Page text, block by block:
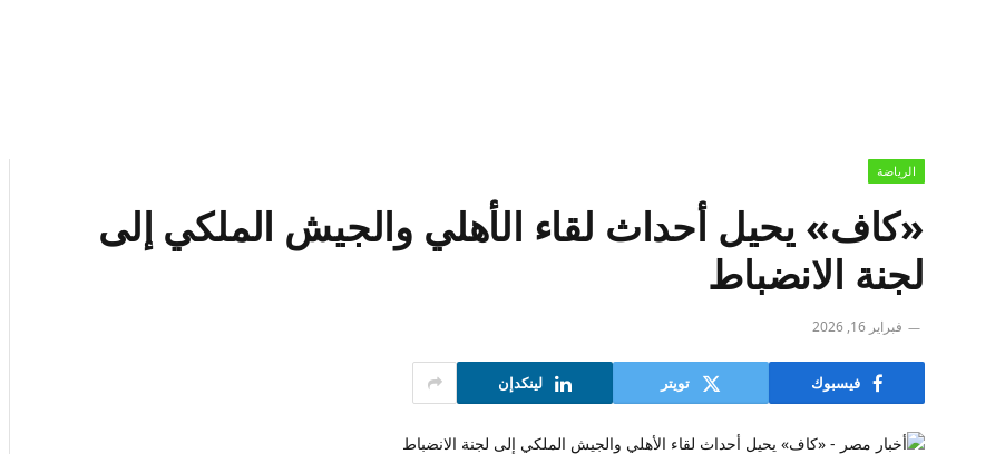
الرياضة
«كاف» يحيل أحداث لقاء الأهلي والجيش الملكي إلى
لجنة الانضباط
فبراير 16, 2026
فيسبوك تويتر لينكدإن